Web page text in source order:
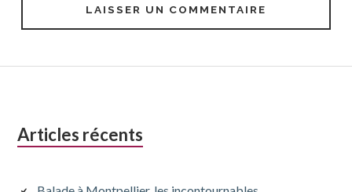
Colonne
Articles récents